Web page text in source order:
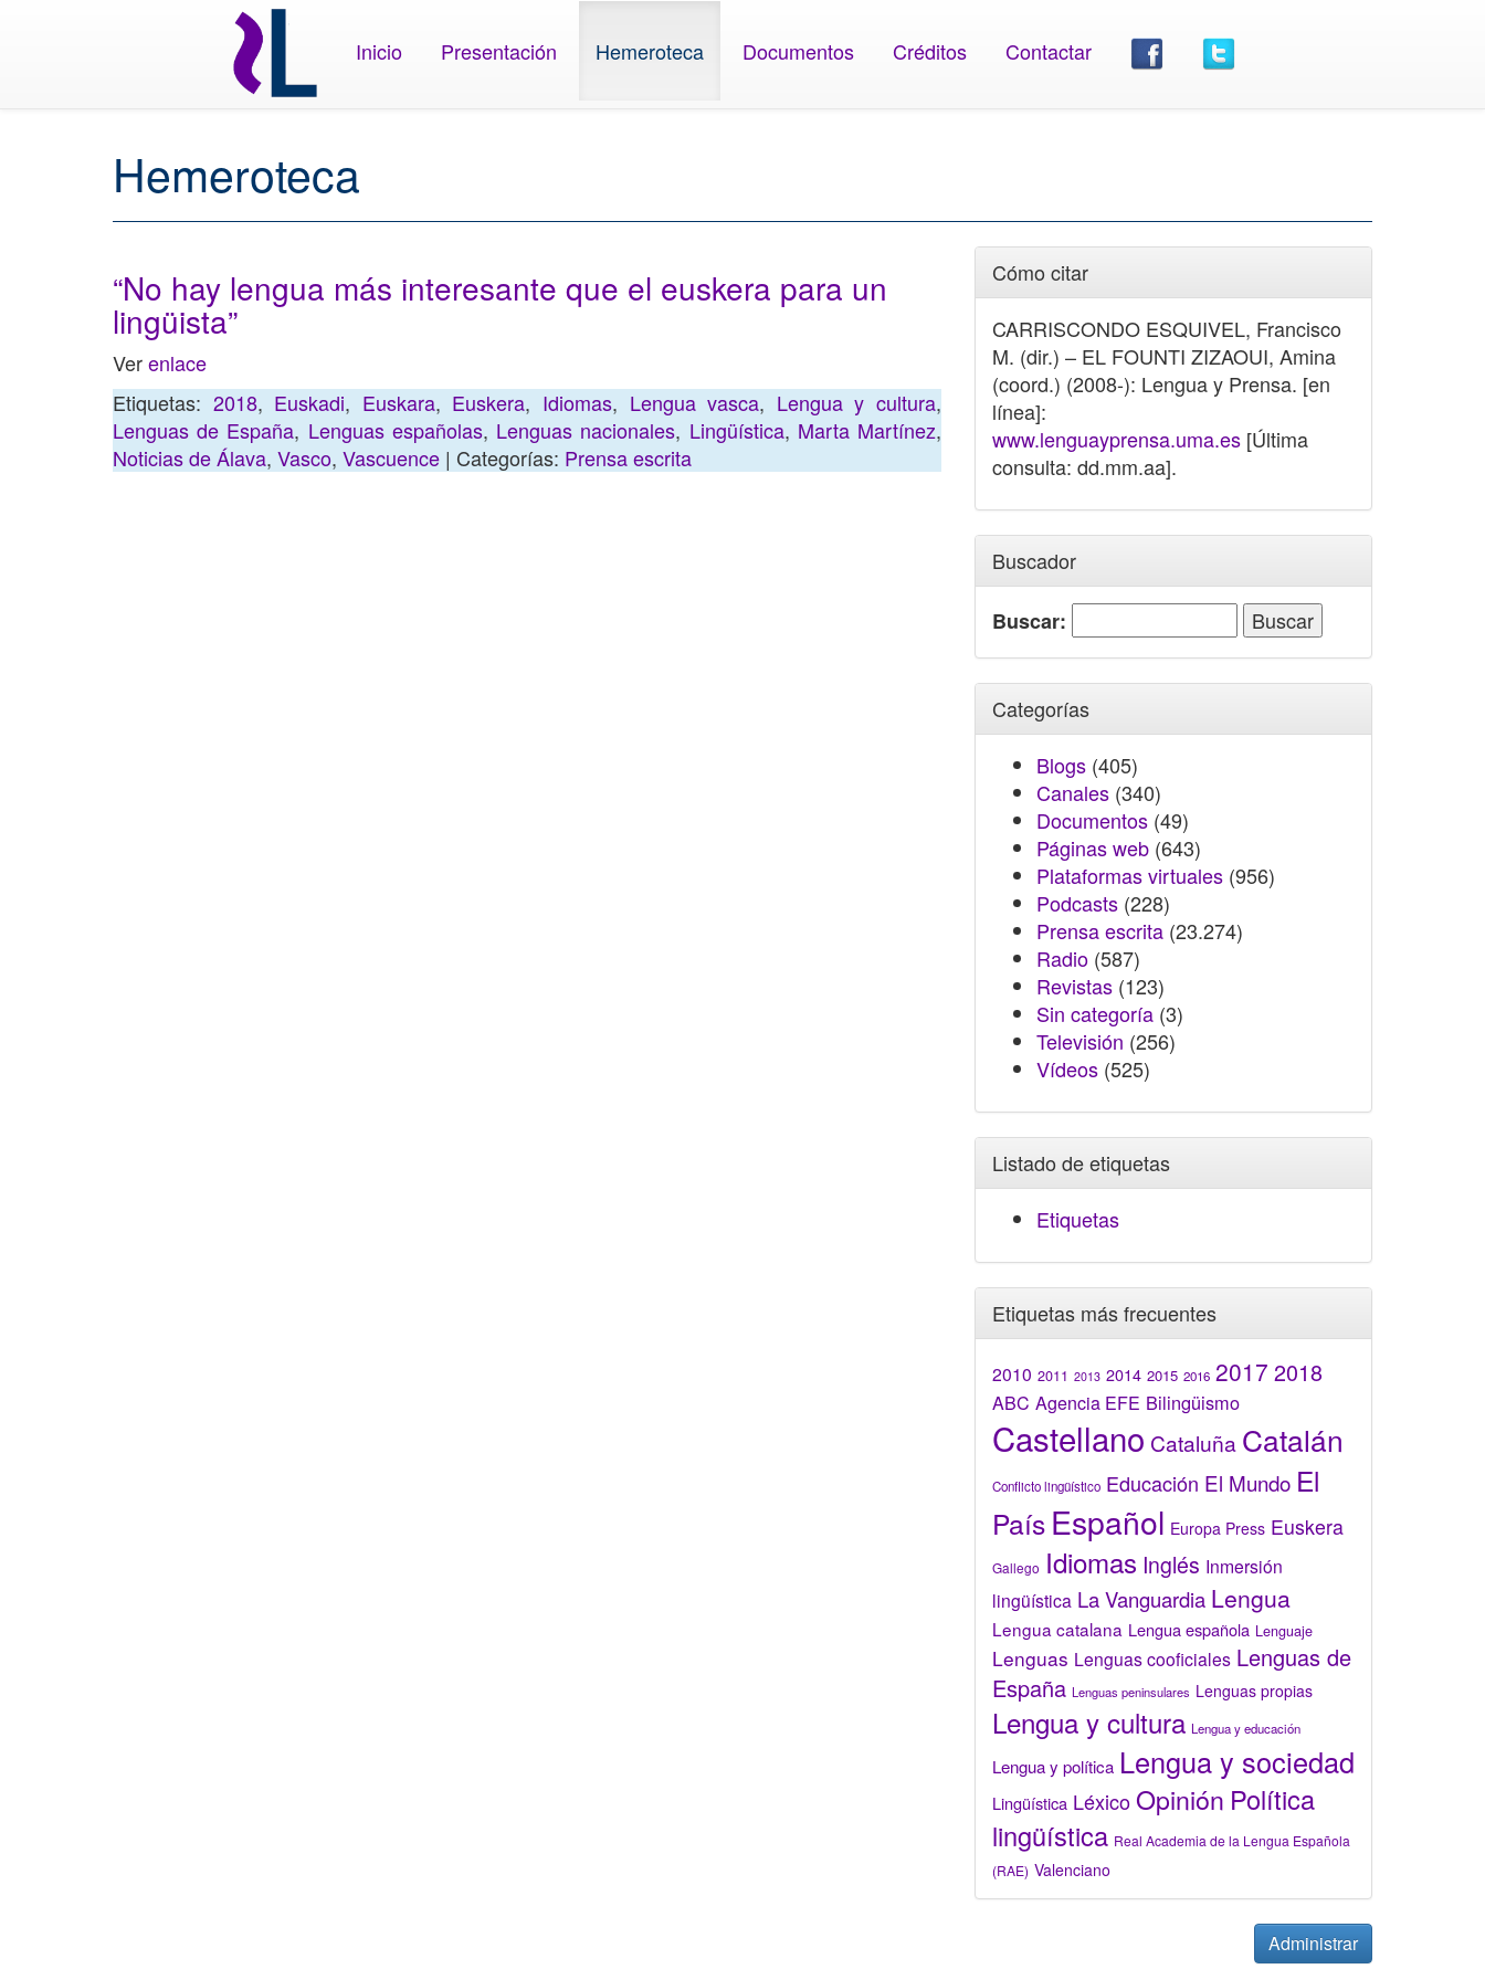
Inicio Presentación Hemeroteca Documentos Créditos Contactar
Hemeroteca
“No hay lengua más interesante que el euskera para un
lingüista”
Verenlace
Etiquetas: 2018, Euskadi, Euskara, Euskera, Idiomas, Lengua vasca, Lengua y cultura,
Lenguas de España, Lenguas españolas, Lenguas nacionales, Lingüística, Marta Martínez,
Noticias de Álava, Vasco, Vascuence | Categorías: Prensa escrita
Cómo citar
CARRISCONDO ESQUIVEL, Francisco
M. (dir.) – EL FOUNTI ZIZAOUI, Amina
(coord.) (2008-): Lengua y Prensa. [en
línea]:
www.lenguayprensa.uma.es [Última
consulta: dd.mm.aa].
Buscador
Buscar:
Categorías
Blogs (405)
Canales (340)
Documentos (49)
Páginas web (643)
Plataformas virtuales (956)
Podcasts (228)
Prensa escrita (23.274)
Radio (587)
Revistas (123)
Sin categoría (3)
Televisión (256)
Vídeos (525)
Listado de etiquetas
Etiquetas
Etiquetas más frecuentes
2010 2011 2013 2014 2015 2016 2017 2018
ABC Agencia EFE Bilingüismo
Castellano Cataluña Catalán
Conflicto lingüístico Educación El Mundo El
País Español Europa Press Euskera
Gallego Idiomas Inglés Inmersión
lingüística La Vanguardia Lengua
Lengua catalana Lengua española Lenguaje
Lenguas Lenguas cooficiales Lenguas de
España Lenguas peninsulares Lenguas propias
Lengua y cultura Lengua y educación
Lengua y política Lengua y sociedad
Lingüística LéxicoOpinión Política
lingüística Real Academia de la Lengua Española
(RAE) Valenciano
Administrar